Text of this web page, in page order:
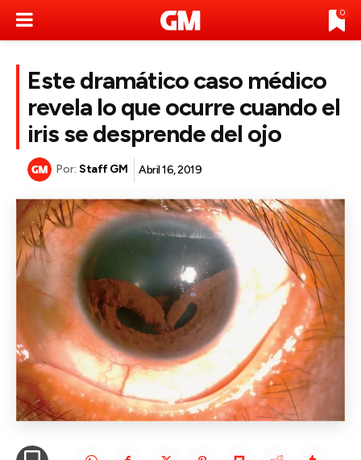
0
Este dramático caso médico
revela lo que ocurre cuando el
iris se desprende del ojo
Por: Staff GM Abril 16, 2019